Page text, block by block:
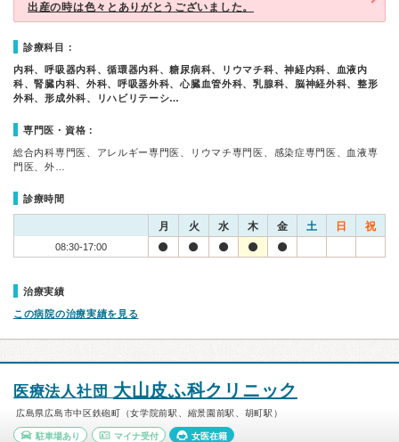
出産の時は色々とありがとうございました。
診療科目：
内科、呼吸器内科、循環器内科、糖尿病科、リウマチ科、神経内科、血液内
科、腎臓内科、外科、呼吸器外科、心臓血管外科、乳腺科、脳神経外科、整形
外科、形成外科、リハビリテーシ…
専門医・資格：
総合内科専門医、アレルギー専門医、リウマチ専門医、感染症専門医、血液専
門医、外…
診療時間
月 火 水 木 金 土 日 祝
08:30-17:00
治療実績
この病院の治療実績を見る
医療法人社団 大山皮ふ科クリニック
広島県広島市中区鉄砲町（女学院前駅、縮景園前駅、胡町駅）
駐車場あり マイナ受付 女医在籍